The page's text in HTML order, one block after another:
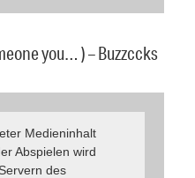
you… ) – Buzzccks
Medieninhalt
Abspielen wird
des